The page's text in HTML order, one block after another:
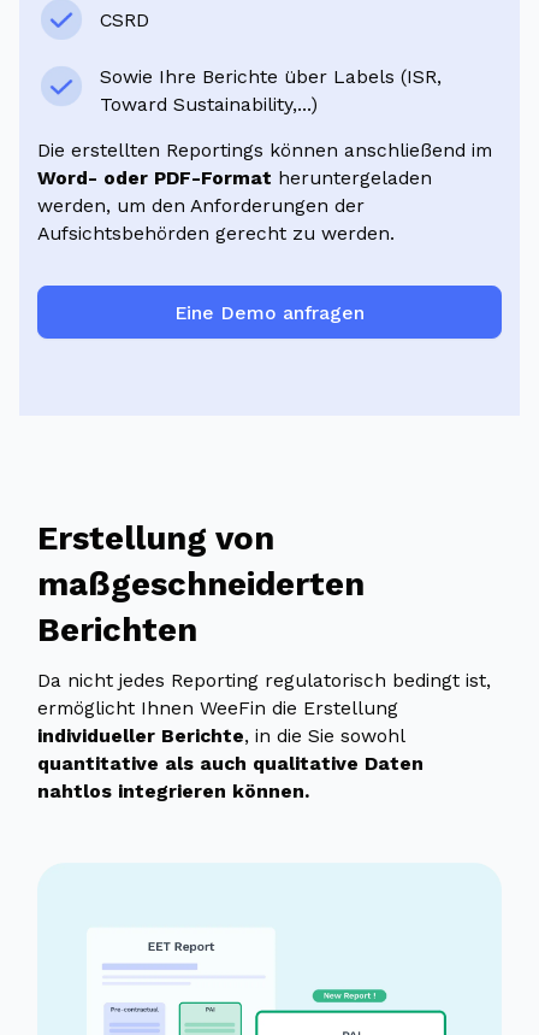
CSRD
Sowie Ihre Berichte über Labels (ISR,
Toward Sustainability,...)
Die erstellten Reportings können anschließend im
Word- oder PDF-Format heruntergeladen
werden, um den Anforderungen der
Aufsichtsbehörden gerecht zu werden.
Eine Demo anfragen
Erstellung von
maßgeschneiderten
Berichten
Da nicht jedes Reporting regulatorisch bedingt ist,
ermöglicht Ihnen WeeFin die Erstellung
individueller Berichte, in die Sie sowohl
quantitative als auch qualitative Daten
nahtlos integrieren können.